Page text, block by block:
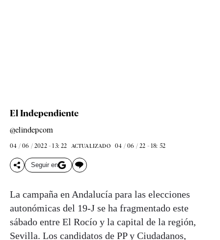
El Independiente
@elindepcom
04 / 06 / 2022 - 13: 22 ACTUALIZADO 04 / 06 / 22 - 18: 52
Seguir en
La campaña en Andalucía para las elecciones
autonómicas del 19-J se ha fragmentado este
sábado entre El Rocío y la capital de la región,
Sevilla. Los candidatos de PP y Ciudadanos,